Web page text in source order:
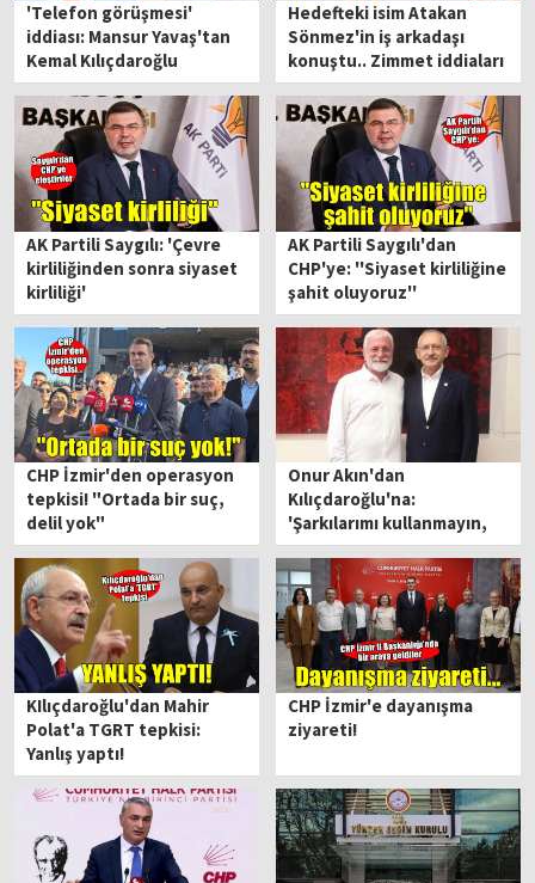
'Telefon görüşmesi'
iddiası: Mansur Yavaş'tan
Kemal Kılıçdaroğlu
açıklaması
Hedefteki isim Atakan
Sönmez'in iş arkadaşı
konuştu.. Zimmet iddiaları
için ne dedi?
AK Partili Saygılı: 'Çevre
kirliliğinden sonra siyaset
kirliliği'
AK Partili Saygılı'dan
CHP'ye: ''Siyaset kirliliğine
şahit oluyoruz''
CHP İzmir'den operasyon
tepkisi! "Ortada bir suç,
delil yok"
Onur Akın'dan
Kılıçdaroğlu'na:
'Şarkılarımı kullanmayın,
aksi halde yasal yollara
başvuracağım'
KIlıçdaroğlu'dan Mahir
Polat'a TGRT tepkisi:
Yanlış yaptı!
CHP İzmir'e dayanışma
ziyareti!